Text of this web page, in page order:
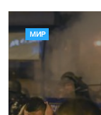
МИР